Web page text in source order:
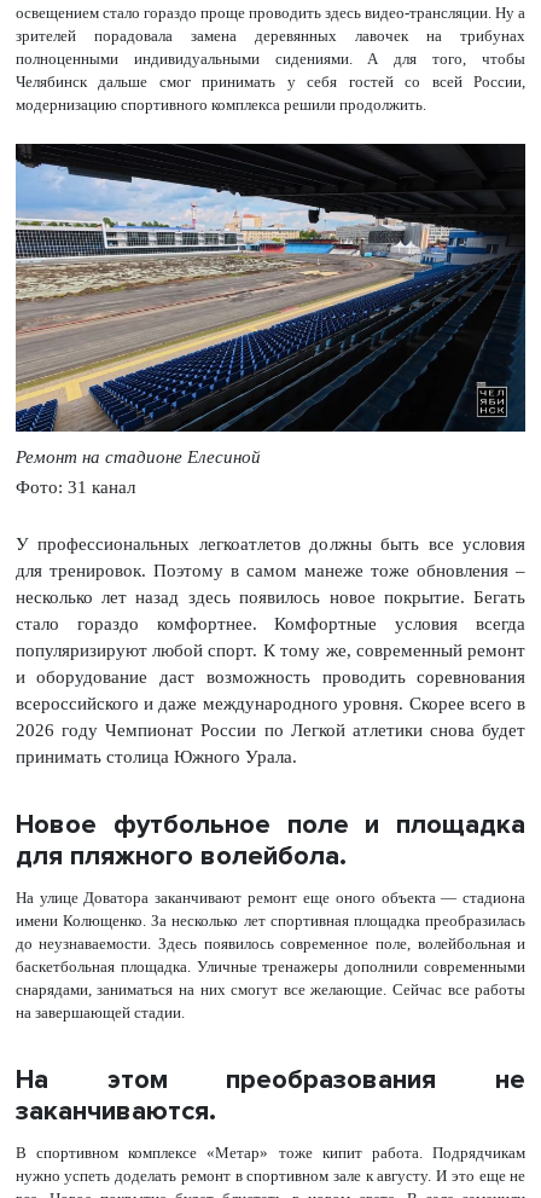
освещением стало гораздо проще проводить здесь видео-трансляции. Ну а
зрителей порадовала замена деревянных лавочек на трибунах
полноценными индивидуальными сидениями. А для того, чтобы
Челябинск дальше смог принимать у себя гостей со всей России,
модернизацию спортивного комплекса решили продолжить.
Ремонт на стадионе Елесиной
Фото: 31 канал
У профессиональных легкоатлетов должны быть все условия
для тренировок. Поэтому в самом манеже тоже обновления –
несколько лет назад здесь появилось новое покрытие. Бегать
стало гораздо комфортнее. Комфортные условия всегда
популяризируют любой спорт. К тому же, современный ремонт
и оборудование даст возможность проводить соревнования
всероссийского и даже международного уровня. Скорее всего в
2026 году Чемпионат России по Легкой атлетики снова будет
принимать столица Южного Урала.
Новое футбольное поле и площадка
для пляжного волейбола.
На улице Доватора заканчивают ремонт еще оного объекта — стадиона
имени Колющенко. За несколько лет спортивная площадка преобразилась
до неузнаваемости. Здесь появилось современное поле, волейбольная и
баскетбольная площадка. Уличные тренажеры дополнили современными
снарядами, заниматься на них смогут все желающие. Сейчас все работы
на завершающей стадии.
На этом преобразования не
заканчиваются.
В спортивном комплексе «Метар» тоже кипит работа. Подрядчикам
нужно успеть доделать ремонт в спортивном зале к августу. И это еще не